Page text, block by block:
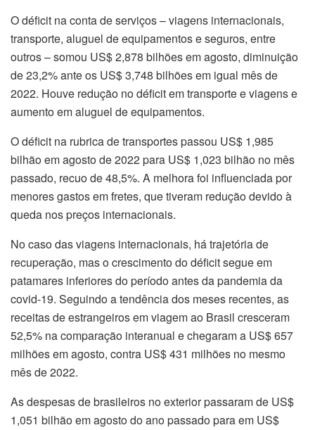
O déficit na conta de serviços – viagens internacionais,
transporte, aluguel de equipamentos e seguros, entre
outros – somou US$ 2,878 bilhões em agosto, diminuição
de 23,2% ante os US$ 3,748 bilhões em igual mês de
2022. Houve redução no déficit em transporte e viagens e
aumento em aluguel de equipamentos.
O déficit na rubrica de transportes passou US$ 1,985
bilhão em agosto de 2022 para US$ 1,023 bilhão no mês
passado, recuo de 48,5%. A melhora foi influenciada por
menores gastos em fretes, que tiveram redução devido à
queda nos preços internacionais.
No caso das viagens internacionais, há trajetória de
recuperação, mas o crescimento do déficit segue em
patamares inferiores do período antes da pandemia da
covid-19. Seguindo a tendência dos meses recentes, as
receitas de estrangeiros em viagem ao Brasil cresceram
52,5% na comparação interanual e chegaram a US$ 657
milhões em agosto, contra US$ 431 milhões no mesmo
mês de 2022.
As despesas de brasileiros no exterior passaram de US$
1,051 bilhão em agosto do ano passado para em US$